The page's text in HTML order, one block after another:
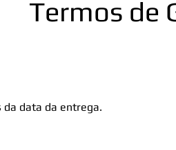
Termos de
da data da entrega.